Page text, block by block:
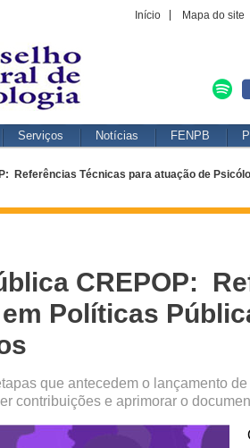
Início Mapa do site
Serviços Notícias FENPB
Referências Técnicas para atuação de
CREPOP:
Políticas
que antecedem o lançamento
contribuições e aprimorar o